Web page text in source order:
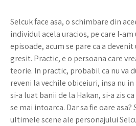
Selcuk face asa, o schimbare din
individul acela uracios, pe care l-
episoade, acum se pare ca a
gresit. Practic, e o persoana care
teorie. In practic, probabil ca nu va
reveni la vechile obiceiuri, insa nu in
si-a luat banii de la Hakan, si-a zis
se mai intoarca. Dar sa fie oare asa?
ultimele scene ale personajului